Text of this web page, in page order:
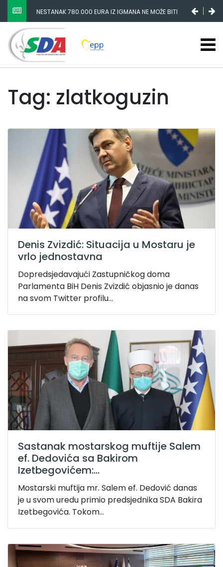
NESTANAK 780.000 EURA IZ IGMANA NE MOŽE BITI
SLUČAJNI PREVID, ODGOVORNOST MORAJU SNOSITI
VLADA FBIH I NJENI KADROVI
Tag: zlatkoguzin
Denis Zvizdić: Situacija u Mostaru je
vrlo jednostavna
Dopredsjedavajući Zastupničkog doma
Parlamenta BiH Denis Zvizdić objasnio je danas
na svom Twitter profilu...
Sastanak mostarskog muftije Salem
ef. Dedovića sa Bakirom
Izetbegovićem:...
Mostarski muftija mr. Salem ef. Dedović danas
je u svom uredu primio predsjednika SDA Bakira
Izetbegovića. Tokom...